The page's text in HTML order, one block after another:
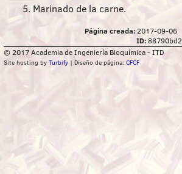
Marinado de la carne.
Página creada: 2017-09-06
ID:88790bd2
© 2017 Academia de Ingeniería Bioquímica - ITD
Site hosting by Turbify| Diseño de página: CFCF